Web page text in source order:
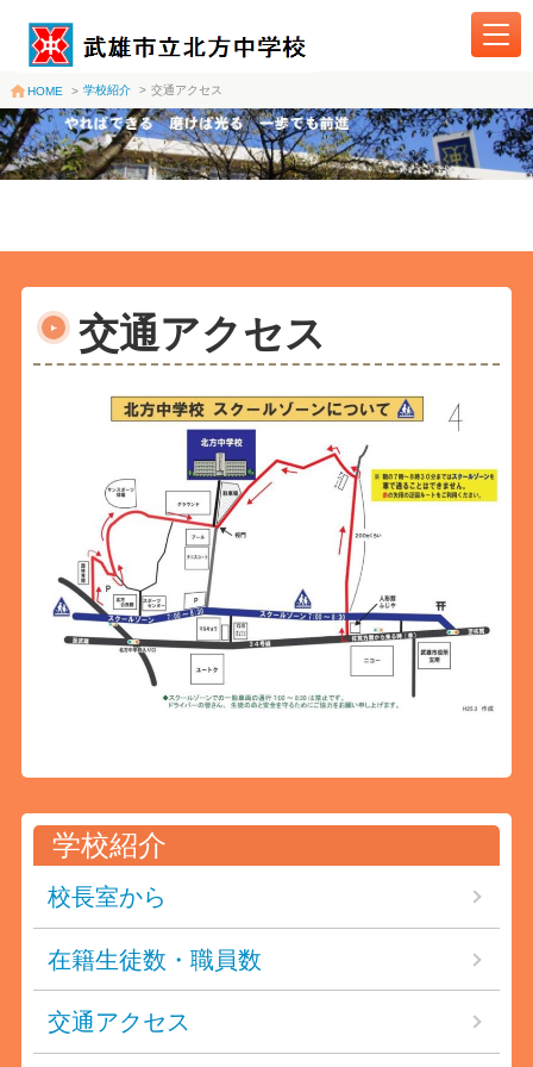
HOME > 学校紹介 > 交通アクセス
交通アクセス
学校紹介
校長室から
在籍生徒数・職員数
交通アクセス